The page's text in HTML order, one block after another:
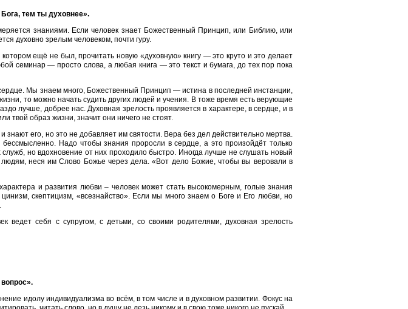
тем ты духовнее».
знаниями. Если человек знает Божественный Принцип, или Библию, или
духовно зрелым человеком, почти гуру.
ещё не был, прочитать новую «духовную» книгу — это круто и это делает
семинар — просто слова, а любая книга — это текст и бумага, до тех пор пока
Мы знаем много, Божественный Принцип — истина в последней инстанции,
то можно начать судить других людей и учения. В тоже время есть верующие
лучше, добрее нас. Духовная зрелость проявляется в характере, в сердце, и в
твой образ жизни, значит они ничего не стоят.
знают его, но это не добавляет им святости. Вера без дел действительно мертва.
Надо чтобы знания проросли в сердце, а это произойдёт только
но вдохновение от них проходило быстро. Иногда лучше не слушать новый
людям, неся им Слово Божье через дела. «Вот дело Божие, чтобы вы веровали в
и развития любви – человек может стать высокомерным, голые знания
скептицизм, «всезнайство». Если мы много знаем о Боге и Его любви, но
ведет себя с супругом, с детьми, со своими родителями, духовная зрелость
идолу индивидуализма во всём, в том числе и в духовном развитии. Фокус на